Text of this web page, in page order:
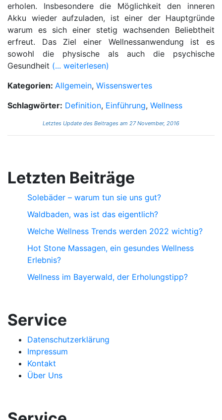
erholen. Insbesondere die Möglichkeit den inneren
Akku wieder aufzuladen, ist einer der Hauptgründe
warum es sich einer stetig wachsenden Beliebtheit
erfreut. Das Ziel einer Wellnessanwendung ist es
sowohl die physische als auch die psychische
Gesundheit (... weiterlesen)
Kategorien: Allgemein, Wissenswertes
Schlagwörter: Definition, Einführung, Wellness
Letztes Update des Beitrages am 27 November, 2016
Letzten Beiträge
Solebäder – warum tun sie uns gut?
Waldbaden, was ist das eigentlich?
Welche Wellness Trends werden 2022 wichtig?
Hot Stone Massagen, ein gesundes Wellness
Erlebnis?
Wellness im Bayerwald, der Erholungstipp?
Service
Datenschutzerklärung
Impressum
Kontakt
Über Uns